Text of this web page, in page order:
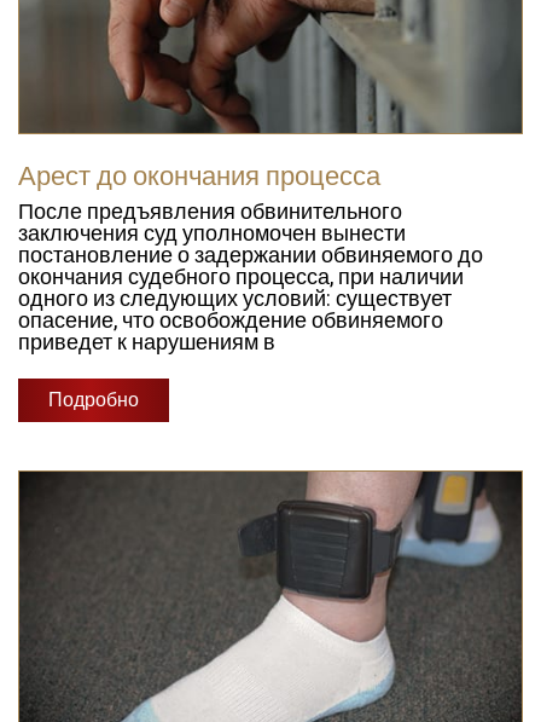
Арест до окончания процесса
После предъявления обвинительного
заключения суд уполномочен вынести
постановление о задержании обвиняемого до
окончания судебного процесса, при наличии
одного из следующих условий: существует
опасение, что освобождение обвиняемого
приведет к нарушениям в
Подробно